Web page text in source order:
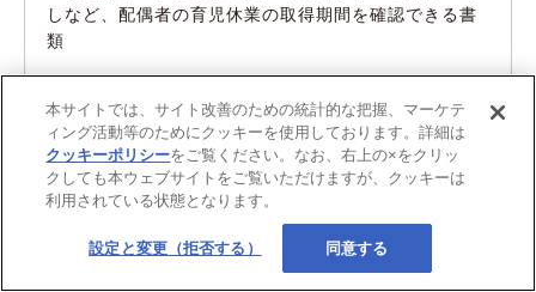
しなど、配偶者の育児休業の取得期間を確認できる書
類
に該当する場合
・配偶者の状態が確認できる書類（※）
※：厚生労働省のリーフレットに詳しく掲載されてい
ます。
本サイトでは、サイト改善のための統計的な把握、マーケテ
ィング活動等のためにクッキーを使用しております。詳細は
クッキーポリシーをご覧ください。なお、右上の×をクリッ
クしても本ウェブサイトをご覧いただけますが、クッキーは
利用されている状態となります。
設定と変更（拒否する） 同意する